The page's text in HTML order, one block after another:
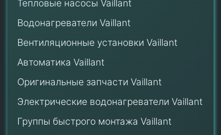
Тепловые насосы Vaillant
Водонагреватели Vaillant
Вентиляционные установки Vaillant
Автоматика Vaillant
Оригинальные запчасти Vaillant
Электрические водонагреватели Vaillant
Группы быстрого монтажа Vaillant